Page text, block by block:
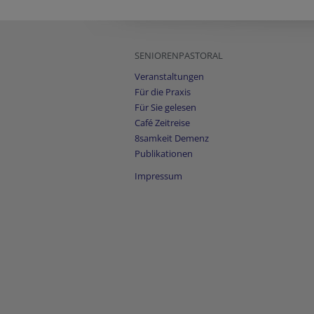
SENIORENPASTORAL
Veranstaltungen
Für die Praxis
Für Sie gelesen
Café Zeitreise
8samkeit Demenz
Publikationen
Impressum